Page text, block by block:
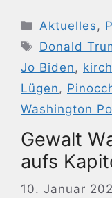
Kategorien
Aktuelles ,
Donald
Jo Biden ,
Lügen ,
Washington
Gewalt
aufs
10. Januar